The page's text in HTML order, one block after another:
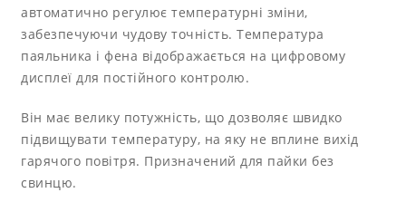
автоматично регулює температурні зміни,
забезпечуючи чудову точність. Температура
паяльника і фена відображається на цифровому
дисплеї для постійного контролю.
Він має велику потужність, що дозволяє швидко
підвищувати температуру, на яку не вплине вихід
гарячого повітря. Призначений для пайки без
свинцю.